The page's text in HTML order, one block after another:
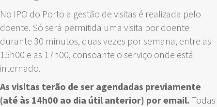
No IPO do Porto a gestão de visitas é realizada pelo
doente. Só será permitida uma visita por doente
durante 30 minutos, duas vezes por semana, entre as
15h00 e as 17h00, consoante o serviço onde está
internado.
As visitas terão de ser agendadas previamente
(até às 14h00 ao dia útil anterior) por email. Todas